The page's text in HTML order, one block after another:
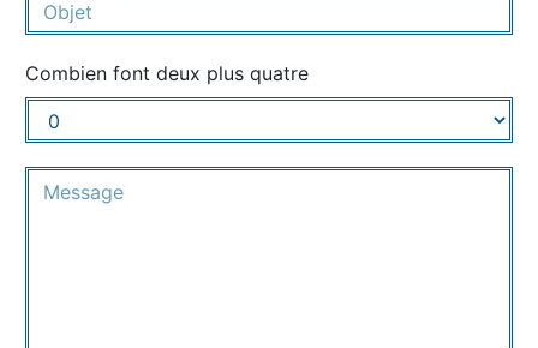
Combien font deux plus quatre